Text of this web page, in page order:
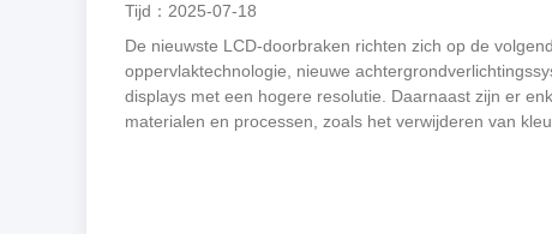
Tijd：2025-07-18
De nieuwste LCD-doorbraken richten zich op de
oppervlaktechnologie, nieuwe
displays met een hogere resolutie. Daarnaast zijn er
materialen en processen, zoals het verwijderen van